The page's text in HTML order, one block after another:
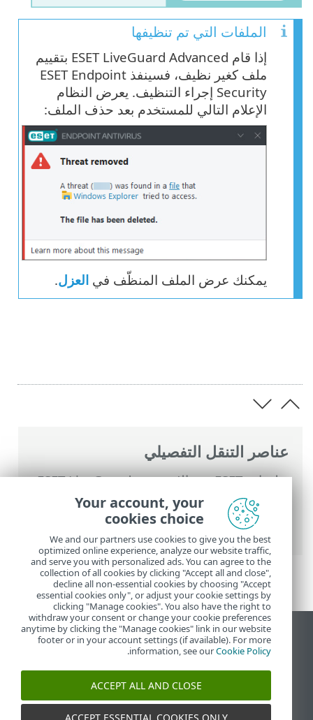
عناصر التنقل التفصيلي
تعليمات ESET عبر الإنترنت >
ESET LiveGuard
Advanced
استخدام ‎ESET LiveGuard
Advanced
Server Security
الملفات التي تم تنظيفها
إذا قام ESET LiveGuard Advanced بتقييم
ملف كغير نظيف، فسينفذ ESET Endpoint
Security إجراء التنظيف. يعرض النظام
الإعلام التالي للمستخدم بعد حذف الملف:
يمكنك عرض الملف المنظّف في العزل.
عرض موقع سطح المكتب
End of Life
قاعدة معارف ESET
ESET Status Portal
Your account, your
cookies choice
We and our partners use cookies to give you the best
optimized online experience, analyze our website traffic,
and serve you with personalized ads. You can agree to the
collection of all cookies by clicking "Accept all and close",
decline all non-essential cookies by choosing "Accept
essential cookies only", or adjust your cookie settings by
clicking "Manage cookies". You also have the right to
withdraw your consent or change your cookie preferences
anytime by clicking the "Manage cookies" link in our website
footer or in your account settings (if available). For more
information, see ourCookie Policy
.
ACCEPT ALL AND CLOSE